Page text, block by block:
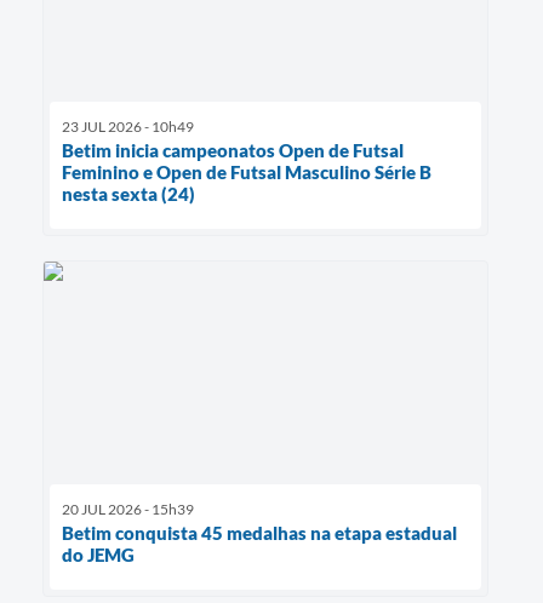
23 JUL 2026 - 10h49
Betim inicia campeonatos Open de Futsal
Feminino e Open de Futsal Masculino Série B
nesta sexta (24)
20 JUL 2026 - 15h39
Betim conquista 45 medalhas na etapa estadual
do JEMG